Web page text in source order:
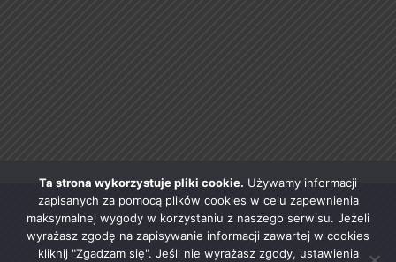
Ta strona wykorzystuje pliki cookie. Używamy informacji
zapisanych za pomocą plików cookies w celu zapewnienia
maksymalnej wygody w korzystaniu z naszego serwisu. Jeżeli
wyrażasz zgodę na zapisywanie informacji zawartej w cookies
kliknij "Zgadzam się". Jeśli nie wyrażasz zgody, ustawienia